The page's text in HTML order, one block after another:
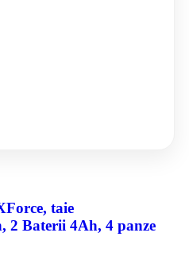
taie
2 Baterii 4Ah, 4 panze